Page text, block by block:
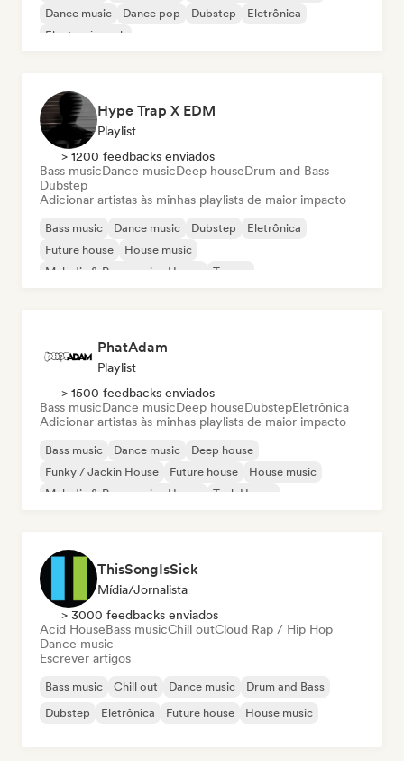
Dance music
Dance pop Dubstep
Eletrônica
Electronic rock
Hype Trap X EDM
Playlist
> 1200 feedbacks enviados
Bass musicDance musicDeep houseDrum and Bass
Dubstep
Adicionar artistas às minhas playlists de maior impacto
Bass music Dance music Dubstep
Eletrônica
Future house
House music
Melodic & Progressive House
Trance
PhatAdam
Playlist
> 1500 feedbacks enviados
Bass musicDance musicDeep houseDubstepEletrônica
Adicionar artistas às minhas playlists de maior impacto
Bass music Dance music
Deep house
Funky / Jackin House
Future house
House music
Melodic & Progressive House
Tech House
ThisSongIsSick
Mídia/Jornalista
> 3000 feedbacks enviados
Acid HouseBass musicChill outCloud Rap / Hip Hop
Dance music
Escrever artigos
Bass music Chill out Dance music
Drum and Bass
Dubstep
Eletrônica Future house House music